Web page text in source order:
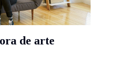
de arte